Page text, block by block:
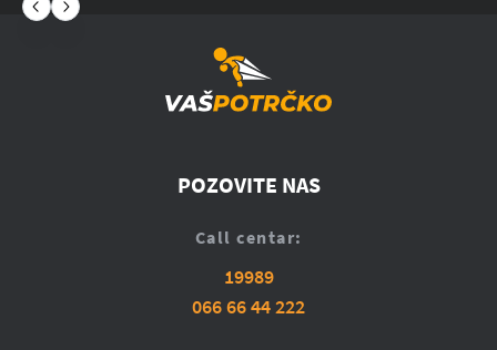
POZOVITE NAS
Call centar:
19989
066 66 44 222